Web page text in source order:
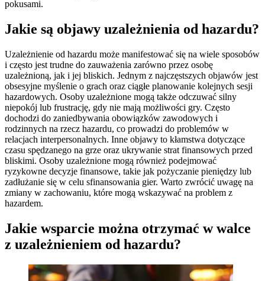
pokusami.
Jakie są objawy uzależnienia od hazardu?
Uzależnienie od hazardu może manifestować się na wiele sposobów
i często jest trudne do zauważenia zarówno przez osobę
uzależnioną, jak i jej bliskich. Jednym z najczęstszych objawów jest
obsesyjne myślenie o grach oraz ciągłe planowanie kolejnych sesji
hazardowych. Osoby uzależnione mogą także odczuwać silny
niepokój lub frustrację, gdy nie mają możliwości gry. Często
dochodzi do zaniedbywania obowiązków zawodowych i
rodzinnych na rzecz hazardu, co prowadzi do problemów w
relacjach interpersonalnych. Inne objawy to kłamstwa dotyczące
czasu spędzanego na grze oraz ukrywanie strat finansowych przed
bliskimi. Osoby uzależnione mogą również podejmować
ryzykowne decyzje finansowe, takie jak pożyczanie pieniędzy lub
zadłużanie się w celu sfinansowania gier. Warto zwrócić uwagę na
zmiany w zachowaniu, które mogą wskazywać na problem z
hazardem.
Jakie wsparcie można otrzymać w walce
z uzależnieniem od hazardu?